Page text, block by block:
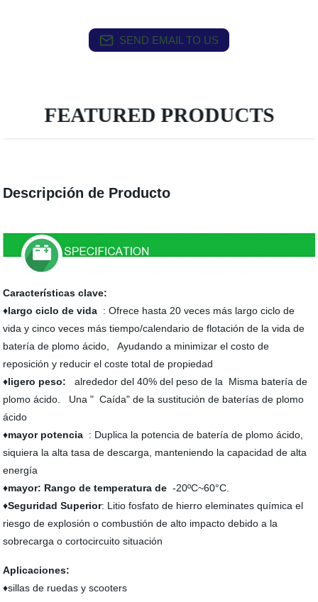
SEND EMAIL TO US
FEATURED PRODUCTS
Descripción de Producto
Características clave:
♦largo ciclo de vida : Ofrece hasta 20 veces más largo ciclo de
vida y cinco veces más tiempo/calendario de flotación de la vida de
batería de plomo ácido, Ayudando a minimizar el costo de
reposición y reducir el coste total de propiedad
♦ligero peso:alrededor del 40% del peso de la Misma batería de
plomo ácido. Una " Caída" de la sustitución de baterías de plomo
ácido
♦mayor potencia : Duplica la potencia de batería de plomo ácido,
siquiera la alta tasa de descarga, manteniendo la capacidad de alta
energía
♦mayor: Rango de temperatura de-20ºC~60°C.
♦Seguridad Superior: Litio fosfato de hierro eleminates química el
riesgo de explosión o combustión de alto impacto debido a la
sobrecarga o cortocircuito situación
Aplicaciones:
♦sillas de ruedas y scooters